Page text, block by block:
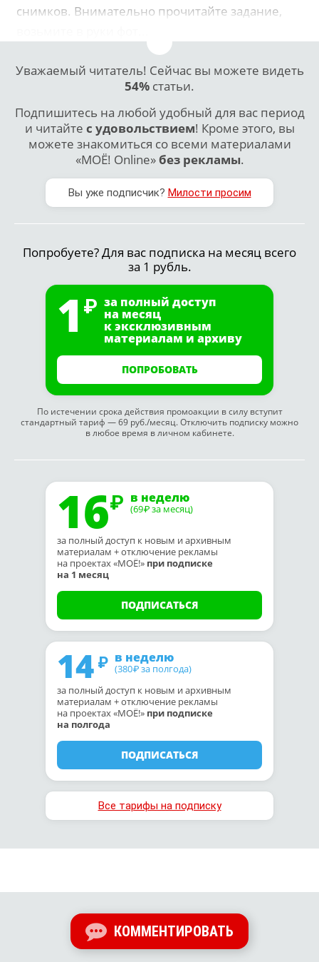
снимков. Внимательно прочитайте задание,
Уважаемый читатель! Сейчас вы можете видеть
54% статьи.
Подпишитесь на любой удобный для вас период
и читайте с удовольствием! Кроме этого, вы
можете знакомиться со всеми материалами
«МОЁ! Online»без рекламы.
Вы уже подписчик? Милости просим
Попробуете? Для вас подписка на месяц всего
за 1 рубль.
1 за полный доступ
на месяц
к эксклюзивным
материалам и архиву
ПОПРОБОВАТЬ
По истечении срока действия промоакции в силу вступит
стандартный тариф — 69 руб./месяц. Отключить подписку можно
в любое время в личном кабинете.
16 в неделю
(69₽ за месяц)
за полный доступ к новым и архивным
материалам + отключение рекламы
на проектах «МОЁ!» при подписке
на 1 месяц
ПОДПИСАТЬСЯ
14 в неделю
(380₽ за полгода)
за полный доступ к новым и архивным
материалам + отключение рекламы
на проектах «МОЁ!» при подписке
на полгода
ПОДПИСАТЬСЯ
Все тарифы на подписку
КОММЕНТИРОВАТЬ